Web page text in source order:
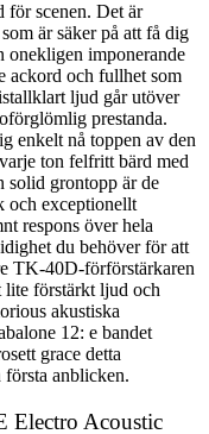
för scenen. Det är
är säker på att få dig
onekligen imponerande
ackord och fullhet som
ljud går utöver
prestanda.
enkelt nå toppen av den
ton felfritt bärd med
solid grontopp är de
och exceptionellt
respons över hela
du behöver för att
TK-40D-förförstärkaren
lite förstärkt ljud och
akustiska
12: e bandet
grace detta
anblicken.
Electro Acoustic